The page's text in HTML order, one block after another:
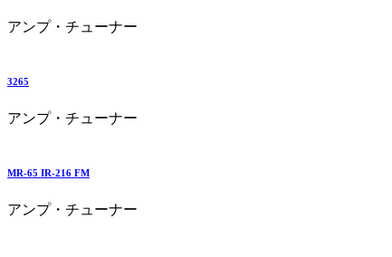
アンプ・チューナー
3265
アンプ・チューナー
MR-65 IR-216 FM
アンプ・チューナー